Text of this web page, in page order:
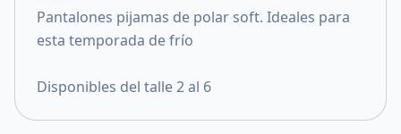
Pantalones pijamas de polar soft. Ideales para
esta temporada de frío
Disponibles del talle 2 al 6